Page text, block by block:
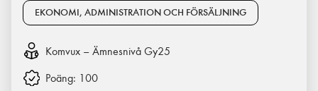
EKONOMI, ADMINISTRATION OCH FÖRSÄLJNING
Komvux – Ämnesnivå Gy25
Poäng: 100